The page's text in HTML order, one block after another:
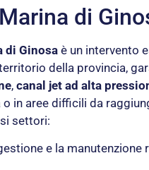
di
di Ginosa è un intervento
della provincia,
, canal jet ad alta
o in aree difficili da
settori:
e la